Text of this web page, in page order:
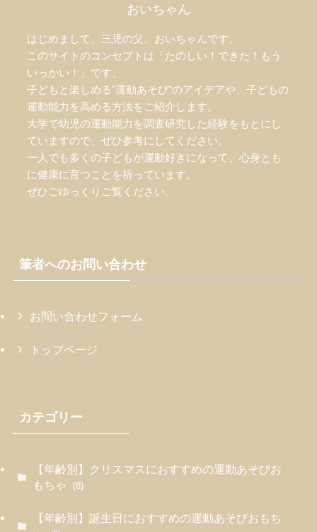
おいちゃん
はじめまして、三児の父、おいちゃんです。
このサイトのコンセプトは「たのしい！できた！もう
いっかい！」です。
子どもと楽しめる"運動あそび"のアイデアや、子どもの
運動能力を高める方法をご紹介します。
大学で幼児の運動能力を調査研究した経験をもとにし
ていますので、ぜひ参考にしてください。
一人でも多くの子どもが運動好きになって、心身とも
に健康に育つことを祈っています。
ぜひごゆっくりご覧ください。
筆者へのお問い合わせ
お問い合わせフォーム
トップページ
カテゴリー
【年齢別】クリスマスにおすすめの運動あそびお
もちゃ
(8)
【年齢別】誕生日におすすめの運動あそびおもち